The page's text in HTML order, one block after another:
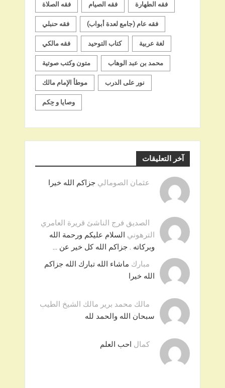
فقه الصلاة فقه الصيام فقه الطهارة
فقه حنبلي فقه عام (جامع لعدة أبواب)
فقه مالكي كتاب التوحيد لغة عربية
متون وكتب صوتية محمد بن عبد الوهاب
موطأ الإمام مالك نور على الدرب
وصايا و حِكم
آخر التعليقات
عثمان الصومالي جزاكم الله خيرا
الصديق فرج الناشئ قريرة العامري
الترهوني السلام عليكم ورحمة الله
وبركاته . جزاكم الله كل خير عن …
مبارك ماشاء الله تبارك الله جزاكم
الله خيرا
مالك محمد برير مالك الشيخ الطيب
سبحان الله والحمد لله
كمال احب العلم